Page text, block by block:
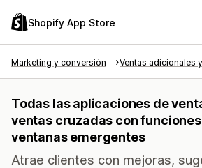
Shopify App Store
Marketing y conversión Ventas adicionales
Todas las aplicaciones de
ventas cruzadas con
ventanas emergentes
Atrae clientes con mejoras,